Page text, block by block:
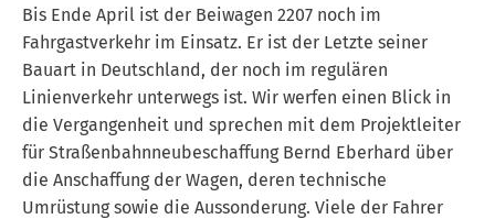
Bis Ende April ist der Beiwagen 2207 noch im
Fahrgastverkehr im Einsatz. Er ist der Letzte seiner
Bauart in Deutschland, der noch im regulären
Linienverkehr unterwegs ist. Wir werfen einen Blick in
die Vergangenheit und sprechen mit dem Projektleiter
für Straßenbahnneubeschaffung Bernd Eberhard über
die Anschaffung der Wagen, deren technische
Umrüstung sowie die Aussonderung. Viele der Fahrer